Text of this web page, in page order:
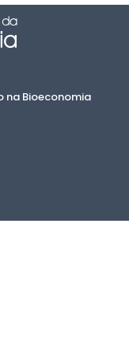
na Bioeconomia